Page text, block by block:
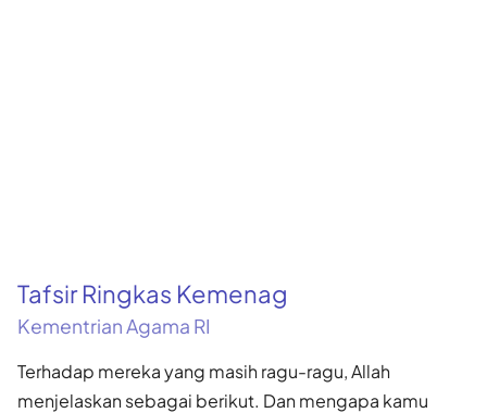
Tafsir Ringkas Kemenag
Kementrian Agama RI
Terhadap mereka yang masih ragu-ragu, Allah
menjelaskan sebagai berikut. Dan mengapa kamu